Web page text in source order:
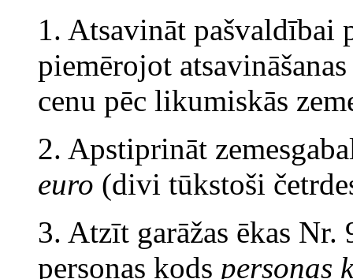
1. Atsavināt pašvaldībai
piemērojot
cenu pēc likumiskās
2. Apstiprināt
euro (divi tūkstoši
3. Atzīt garāžas ēkas
personas kods personas